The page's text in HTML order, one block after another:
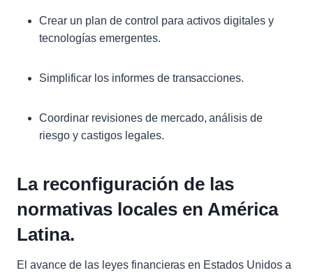
Crear un plan de control para activos digitales y
tecnologías emergentes.
Simplificar los informes de transacciones.
Coordinar revisiones de mercado, análisis de
riesgo y castigos legales.
La reconfiguración de las
normativas locales en América
Latina.
El avance de las leyes financieras en Estados Unidos a